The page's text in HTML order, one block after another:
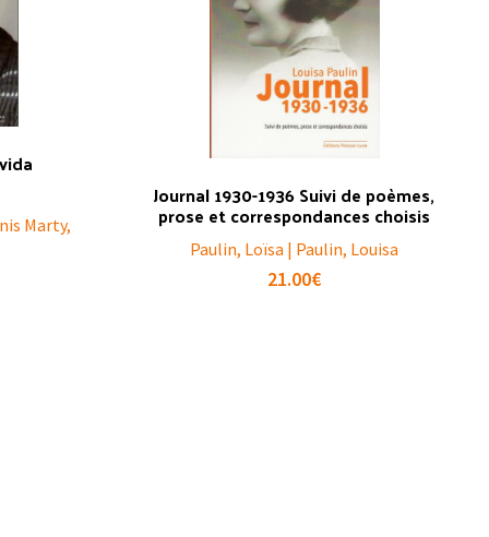
Marty,
Journal 1930-1936 Suivi de poèmes,
prose et correspondances choisis
Paulin, Loïsa | Paulin, Louisa
21.00€